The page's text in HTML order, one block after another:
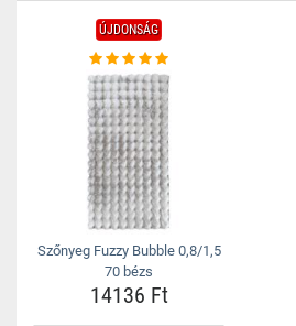
ÚJDONSÁG
Szőnyeg Fuzzy Bubble 0,8/1,5
70 bézs
14136 Ft